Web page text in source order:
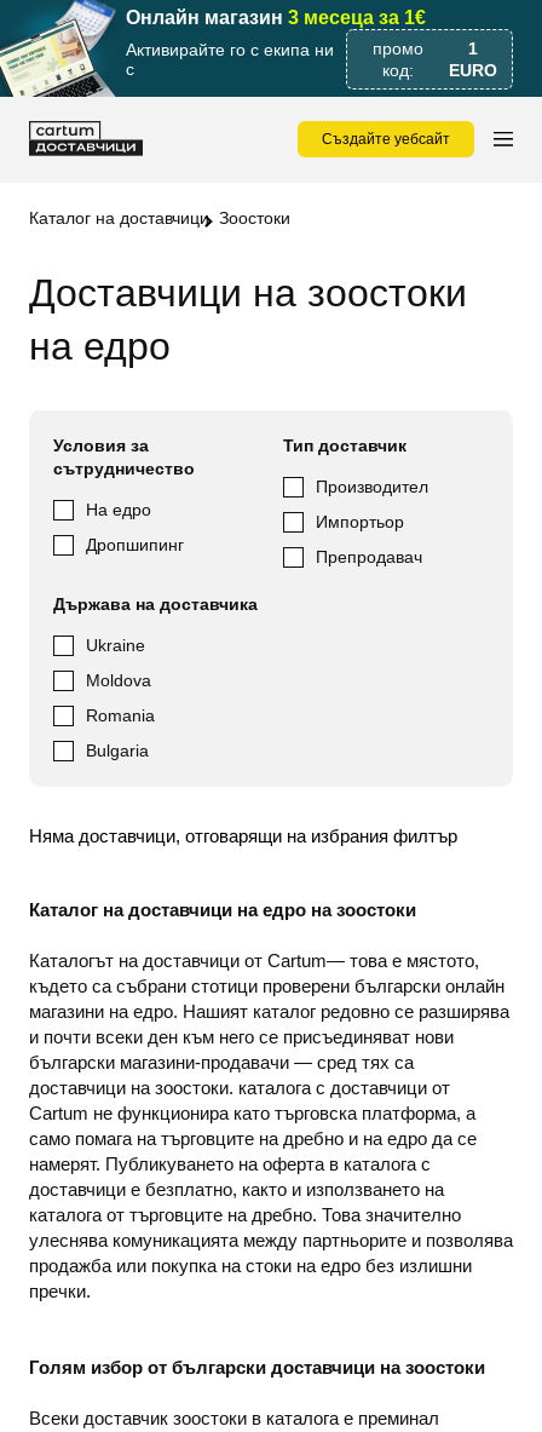
Онлайн магазин 3 месеца за 1€
Активирайте го с екипа ни
с
промо
код:
1
EURO
Създайте уебсайт
Каталог на доставчици Зоостоки
Доставчици на зоостоки
на едро
Условия за
сътрудничество
На едро
Дропшипинг
Тип доставчик
Производител
Импортьор
Препродавач
Държава на доставчика
Ukraine
Moldova
Romania
Bulgaria
Няма доставчици, отговарящи на избрания филтър
Каталог на доставчици на едро на зоостоки
Каталогът на доставчици от Cartum— това е мястото,
където са събрани стотици проверени български онлайн
магазини на едро. Нашият каталог редовно се разширява
и почти всеки ден към него се присъединяват нови
български магазини-продавачи — сред тях са
доставчици на зоостоки. каталога с доставчици от
Cartum не функционира като търговска платформа, а
само помага на търговците на дребно и на едро да се
намерят. Публикуването на оферта в каталога с
доставчици е безплатно, както и използването на
каталога от търговците на дребно. Това значително
улеснява комуникацията между партньорите и позволява
продажба или покупка на стоки на едро без излишни
пречки.
Голям избор от български доставчици на зоостоки
Всеки доставчик зоостоки в каталога е преминал